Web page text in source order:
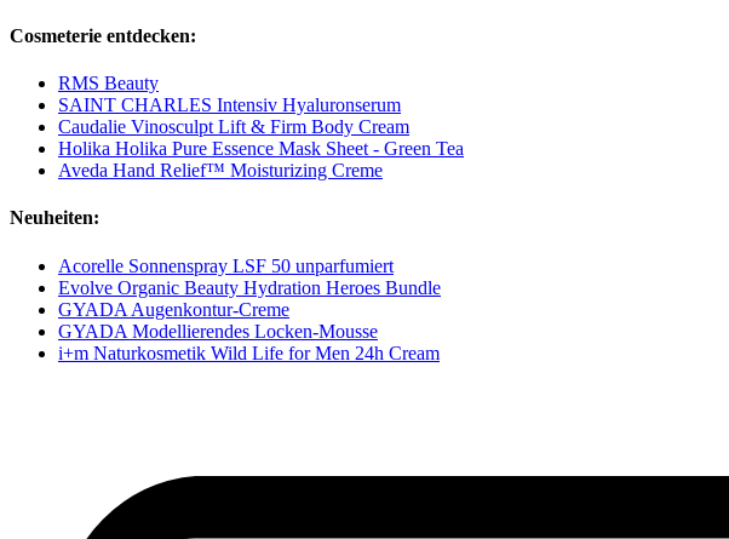
Cosmeterie entdecken:
RMS Beauty
SAINT CHARLES Intensiv Hyaluronserum
Caudalie Vinosculpt Lift & Firm Body Cream
Holika Holika Pure Essence Mask Sheet - Green Tea
Aveda Hand Relief™ Moisturizing Creme
Neuheiten:
Acorelle Sonnenspray LSF 50 unparfumiert
Evolve Organic Beauty Hydration Heroes Bundle
GYADA Augenkontur-Creme
GYADA Modellierendes Locken-Mousse
i+m Naturkosmetik Wild Life for Men 24h Cream